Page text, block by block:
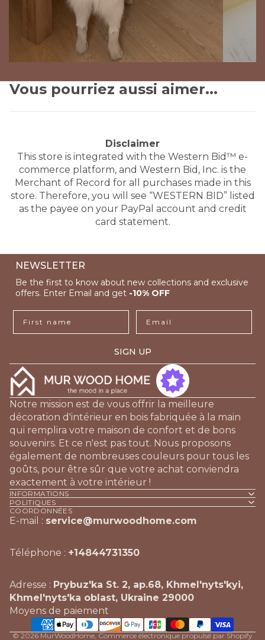
Vous pourriez aussi aimer...
Disclaimer
This store is integrated with the Western Bid™ e-
commerce platform, and Western Bid, Inc. is the
Merchant of Record for all purchases made in this
store. Therefore, you will see “WESTERN BID” listed
as the payee on your PayPal account and credit
card statement.
NEWSLETTER
Be the first to know about new collections and exclusive
offers. Enter Email and get -10% OFF
SIGN UP
Notre mission est de vous offrir la meilleure
décoration d'intérieur en bois fabriquée à la main
qui remplira votre maison de confort et de bons
souvenirs. Et ce n'est pas tout. Nous proposons
également de nombreuses couleurs pour tous les
goûts, pour être sûr que votre achat conviendra
exactement à votre intérieur !
INFORMATIONS
POLITIQUES
COORDONNÉES
E-mail : service@murwoodhome.com
Téléphone : +14844731350
Adresse : Prybuz'ka St. 2, ap.68, Khmel'nyts'kyi,
Khmel'nyts'ka oblast, Ukraine 29000
Moyens de paiement
© 2026 MurWoodHome Commerce électronique propulsé par Shopify